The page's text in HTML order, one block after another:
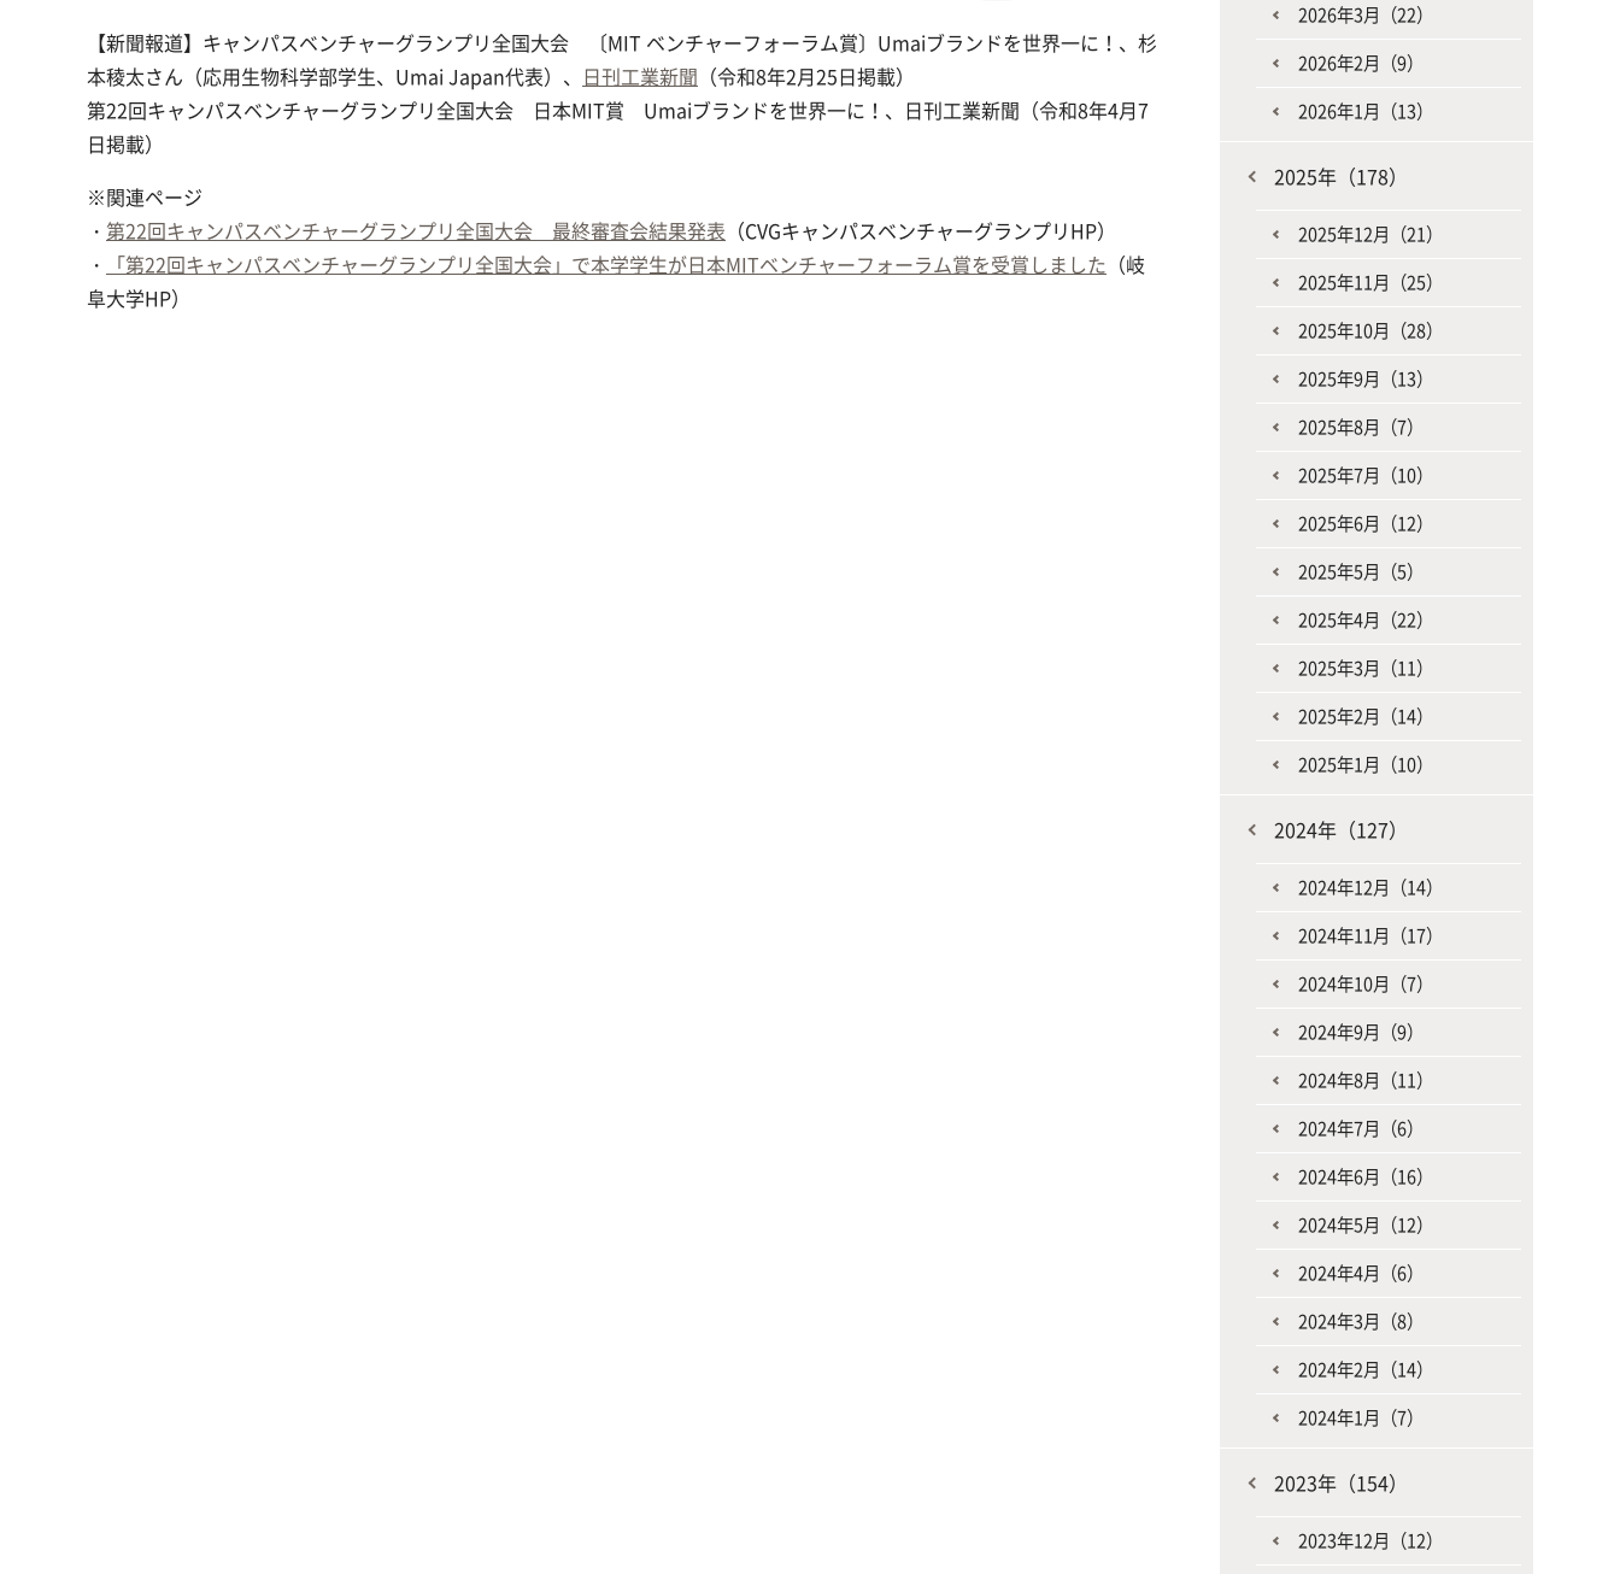
【新聞報道】キャンパスベンチャーグランプリ全国大会 〔MIT ベンチャーフォーラム賞〕Umaiブランドを世界一に！、杉
本稜太さん（応用生物科学部学生、Umai Japan代表）、 日刊工業新聞 （令和8年2月25日掲載）
第22回キャンパスベンチャーグランプリ全国大会 日本MIT賞 Umaiブランドを世界一に！、日刊工業新聞（令和8年4月7
日掲載）
※関連ページ
・ 第22回キャンパスベンチャーグランプリ全国大会 最終審査会結果発表 （CVGキャンパスベンチャーグランプリHP）
・
「第22回キャンパスベンチャーグランプリ全国大会」で本学学生が日本MITベンチャーフォーラム賞を受賞しました （岐
阜大学HP）
2026年3月（22）
2026年2月（9）
2026年1月（13）
2025年（178）
2025年12月（21）
2025年11月（25）
2025年10月（28）
2025年9月（13）
2025年8月（7）
2025年7月（10）
2025年6月（12）
2025年5月（5）
2025年4月（22）
2025年3月（11）
2025年2月（14）
2025年1月（10）
2024年（127）
2024年12月（14）
2024年11月（17）
2024年10月（7）
2024年9月（9）
2024年8月（11）
2024年7月（6）
2024年6月（16）
2024年5月（12）
2024年4月（6）
2024年3月（8）
2024年2月（14）
2024年1月（7）
2023年（154）
2023年12月（12）